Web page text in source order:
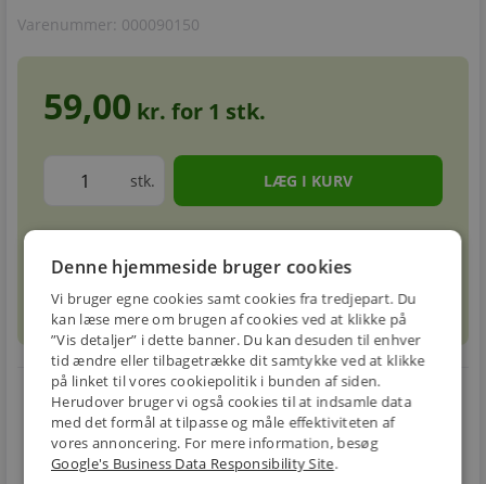
Varenummer: 000090150
59,00 kr. for 1 stk.
stk.
sell Prismatchinfo
E-MÆRKET
Handle trygt hos
os
local_shipping
BILLIG
FRAGT
restart_alt
30 DAGES
Denne hjemmeside bruger cookies
Vi bruger egne cookies samt cookies fra tredjepart. Du
kan læse mere om brugen af cookies ved at klikke på
”Vis detaljer” i dette banner. Du kan desuden til enhver
tid ændre eller tilbagetrække dit samtykke ved at klikke
på linket til vores cookiepolitik i bunden af siden.
Herudover bruger vi også cookies til at indsamle data
med det formål at tilpasse og måle effektiviteten af
vores annoncering. For mere information, besøg
Google's Business Data Responsibility Site.